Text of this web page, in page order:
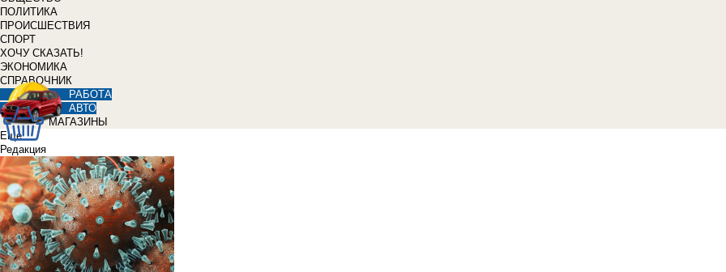
ПОЛИТИКА
ПРОИСШЕСТВИЯ
СПОРТ
ХОЧУ СКАЗАТЬ!
ЭКОНОМИКА
СПРАВОЧНИК
РАБОТА
АВТО
МАГАЗИНЫ
Еще
Редакция